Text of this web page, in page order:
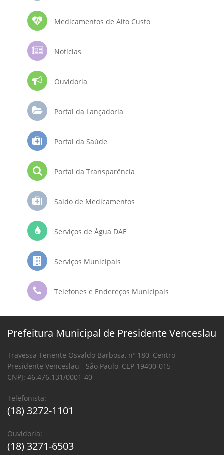
Medicamentos de Alto Custo
Notícias
Ouvidoria
Portal da Lançadoria
Portal da Saúde
Portal da Transparência
Saldo de Medicamentos
Serviços de Água DAE
Serviços Municipais
Telefones e Endereços Municipais
Prefeitura Municipal de Presidente Venceslau
Travessa Tenente Osvaldo Barbosa, nº 180, Centro
Presidente Venceslau - São Paulo, CEP 19400-015
CNPJ: 46.476.131/0001-40
Telefonista:
(18) 3272-1101
Ouvidoria:
(18) 3271-6503